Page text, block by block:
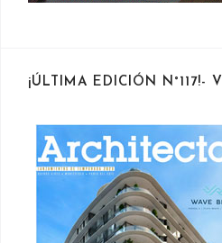
¡ÚLTIMA EDICIÓN N°117!-